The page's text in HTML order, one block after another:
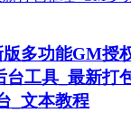
多功能GM授
台工具_最新打
_文本教程